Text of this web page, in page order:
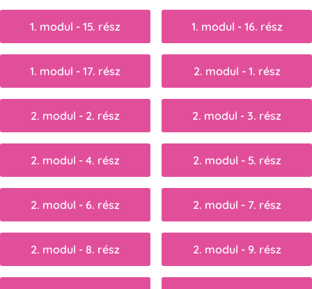
1. modul - 15. rész 1. modul - 16. rész
1. modul - 17. rész 2. modul - 1. rész
2. modul - 2. rész 2. modul - 3. rész
2. modul - 4. rész 2. modul - 5. rész
2. modul - 6. rész 2. modul - 7. rész
2. modul - 8. rész 2. modul - 9. rész